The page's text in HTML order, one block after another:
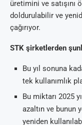
üretimini ve
doldurulabilir ve
çağırıyor.
STK şirketlerden
Bu yıl sonuna
tek kullanımlık
Bu miktarı 2025
azaltın ve bunun
yeniden